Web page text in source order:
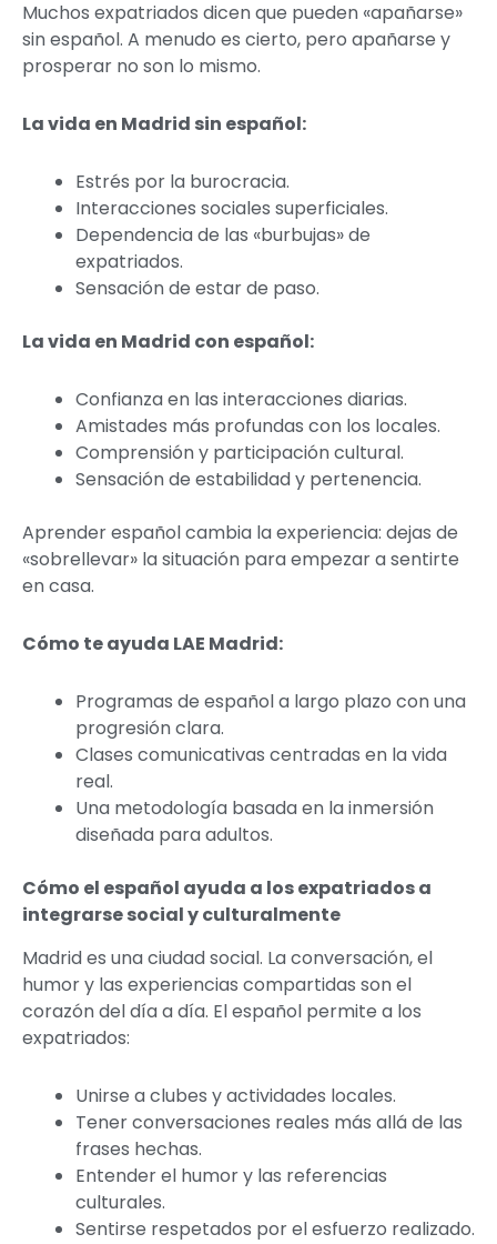
Muchos expatriados dicen que pueden «apañarse»
sin español. A menudo es cierto, pero apañarse y
prosperar no son lo mismo.
La vida en Madrid sin español:
Estrés por la burocracia.
Interacciones sociales superficiales.
Dependencia de las «burbujas» de
expatriados.
Sensación de estar de paso.
La vida en Madrid con español:
Confianza en las interacciones diarias.
Amistades más profundas con los locales.
Comprensión y participación cultural.
Sensación de estabilidad y pertenencia.
Aprender español cambia la experiencia: dejas de
«sobrellevar» la situación para empezar a sentirte
en casa.
Cómo te ayuda LAE Madrid:
Programas de español a largo plazo con una
progresión clara.
Clases comunicativas centradas en la vida
real.
Una metodología basada en la inmersión
diseñada para adultos.
Cómo el español ayuda a los expatriados a
integrarse social y culturalmente
Madrid es una ciudad social. La conversación, el
humor y las experiencias compartidas son el
corazón del día a día. El español permite a los
expatriados:
Unirse a clubes y actividades locales.
Tener conversaciones reales más allá de las
frases hechas.
Entender el humor y las referencias
culturales.
Sentirse respetados por el esfuerzo realizado.